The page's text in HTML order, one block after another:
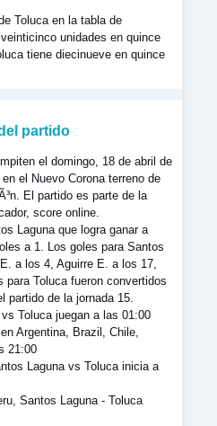
Toluca en la tabla de
unidades en quince
tiene diecinueve en quince
partido
el domingo, 18 de abril de
el Nuevo Corona terreno de
El partido es parte de la
score online.
Laguna que logra ganar a
a 1. Los goles para Santos
a los 4, Aguirre E. a los 17,
Toluca fueron convertidos
partido de la jornada 15.
Toluca juegan a las 01:00
Argentina, Brazil, Chile,
21:00
Laguna vs Toluca inicia a
Santos Laguna - Toluca